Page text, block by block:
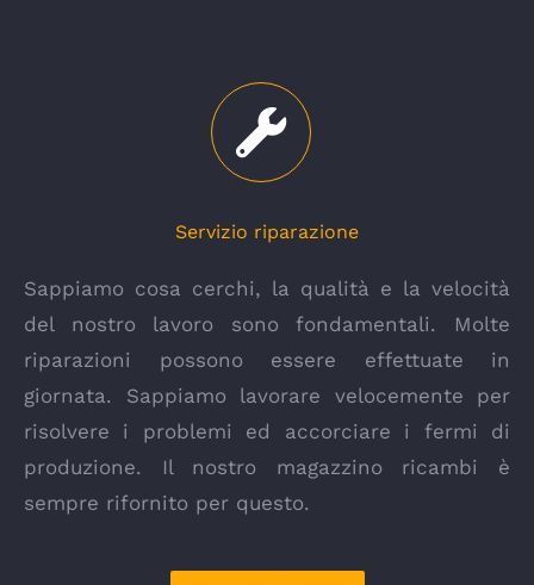
Servizio riparazione
Sappiamo cosa cerchi, la qualità e la velocità
del nostro lavoro sono fondamentali. Molte
riparazioni possono essere effettuate in
giornata. Sappiamo lavorare velocemente per
risolvere i problemi ed accorciare i fermi di
produzione. Il nostro magazzino ricambi è
sempre rifornito per questo.